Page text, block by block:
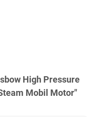
High Pressure
Mobil Motor"